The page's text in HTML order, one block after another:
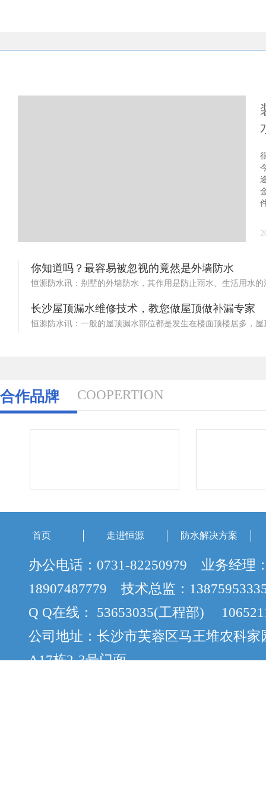
你知道吗？最容易被忽视的竟然是外墙防水
恒源防水讯：别墅的外墙防水，其作用是防止雨水、生活用水
长沙屋顶漏水维修技术，教您做屋顶做补漏专家
恒源防水讯：一般的屋顶漏水部位都是发生在楼面顶楼居多，
合作品牌 COOPERTION
首页 走进恒源 防水解决方案
办公电话：0731-82250979 业务经理
18907487779 技术总监：
Q Q在线： 53653035(工程部)
公司地址：长沙市芙蓉区马王堆农科家
A17栋2-3号门面